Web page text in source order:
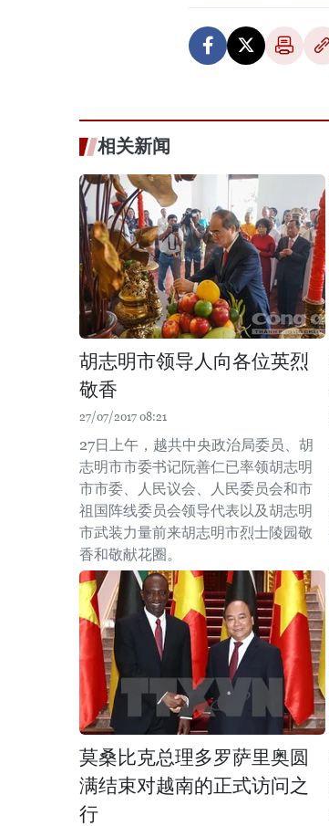
相关新闻
胡志明市领导人向各位英烈
敬香
27/07/2017 08:21
27日上午，越共中央政治局委员、胡
志明市市委书记阮善仁已率领胡志明
市市委、人民议会、人民委员会和市
祖国阵线委员会领导代表以及胡志明
市武装力量前来胡志明市烈士陵园敬
香和敬献花圈。
莫桑比克总理多罗萨里奥圆
满结束对越南的正式访问之
行